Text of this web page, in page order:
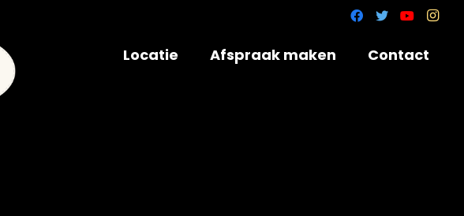
Locatie Afspraak maken Contact